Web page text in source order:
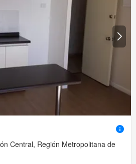
Central, Región Metropolitana de